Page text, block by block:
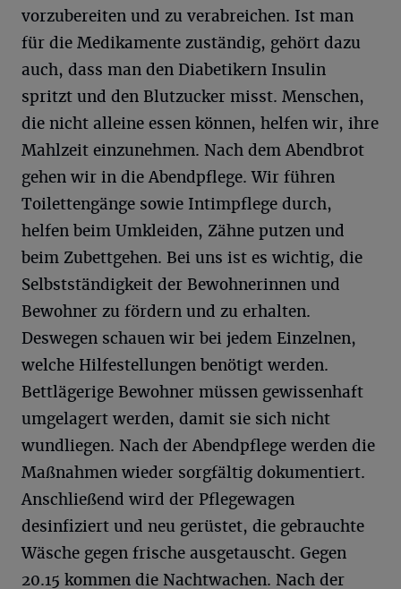
vorzubereiten und zu verabreichen. Ist man
für die Medikamente zuständig, gehört dazu
auch, dass man den Diabetikern Insulin
spritzt und den Blutzucker misst. Menschen,
die nicht alleine essen können, helfen wir, ihre
Mahlzeit einzunehmen. Nach dem Abendbrot
gehen wir in die Abendpflege. Wir führen
Toilettengänge sowie Intimpflege durch,
helfen beim Umkleiden, Zähne putzen und
beim Zubettgehen. Bei uns ist es wichtig, die
Selbstständigkeit der Bewohnerinnen und
Bewohner zu fördern und zu erhalten.
Deswegen schauen wir bei jedem Einzelnen,
welche Hilfestellungen benötigt werden.
Bettlägerige Bewohner müssen gewissenhaft
umgelagert werden, damit sie sich nicht
wundliegen. Nach der Abendpflege werden die
Maßnahmen wieder sorgfältig dokumentiert.
Anschließend wird der Pflegewagen
desinfiziert und neu gerüstet, die gebrauchte
Wäsche gegen frische ausgetauscht. Gegen
20.15 kommen die Nachtwachen. Nach der